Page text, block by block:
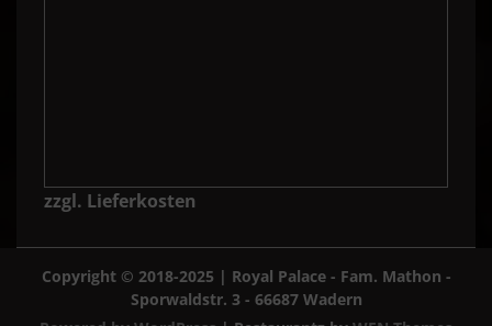
zzgl. Lieferkosten
Copyright © 2018-2025 | Royal Palace - Fam. Mathon -
Sporwaldstr. 3 - 66687 Wadern